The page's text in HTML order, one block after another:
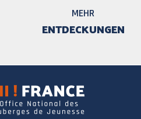
MEHR
ENTDECKUNGEN